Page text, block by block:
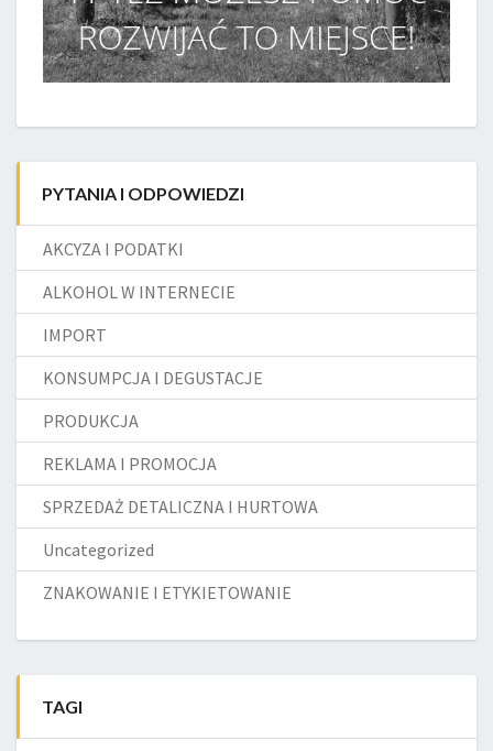
PYTANIA I ODPOWIEDZI
AKCYZA I PODATKI
ALKOHOL W INTERNECIE
IMPORT
KONSUMPCJA I DEGUSTACJE
PRODUKCJA
REKLAMA I PROMOCJA
SPRZEDAŻ DETALICZNA I HURTOWA
Uncategorized
ZNAKOWANIE I ETYKIETOWANIE
TAGI